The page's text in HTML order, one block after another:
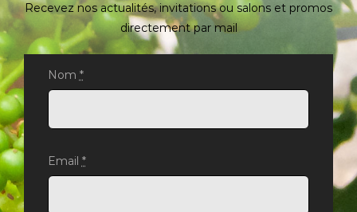
Recevez nos actualités, invitations ou salons et promos
directement par mail
Nom *
Email *